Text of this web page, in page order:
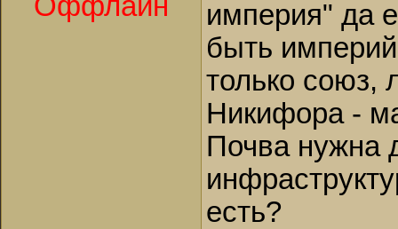
империя" да
быть
только союз,
Никифора -
Почва нужна
есть?